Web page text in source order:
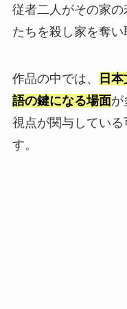
従者二人がその家
たちを殺し家を奪い
作品の中では、
日
語の鍵になる場面が
視点が関与してい
す。